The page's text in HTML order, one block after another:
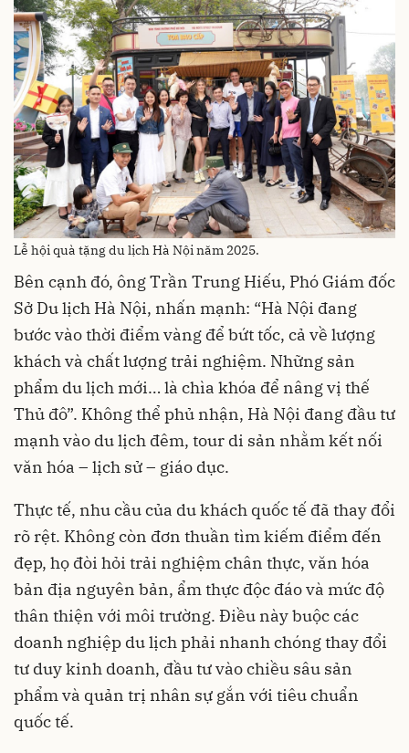
Lễ hội quà tặng du lịch Hà Nội năm 2025.
Bên cạnh đó, ông Trần Trung Hiếu, Phó Giám đốc
Sở Du lịch Hà Nội, nhấn mạnh: “Hà Nội đang
bước vào thời điểm vàng để bứt tốc, cả về lượng
khách và chất lượng trải nghiệm. Những sản
phẩm du lịch mới… là chìa khóa để nâng vị thế
Thủ đô”. Không thể phủ nhận, Hà Nội đang đầu tư
mạnh vào du lịch đêm, tour di sản nhằm kết nối
văn hóa – lịch sử – giáo dục.
Thực tế, nhu cầu của du khách quốc tế đã thay đổi
rõ rệt. Không còn đơn thuần tìm kiếm điểm đến
đẹp, họ đòi hỏi trải nghiệm chân thực, văn hóa
bản địa nguyên bản, ẩm thực độc đáo và mức độ
thân thiện với môi trường. Điều này buộc các
doanh nghiệp du lịch phải nhanh chóng thay đổi
tư duy kinh doanh, đầu tư vào chiều sâu sản
phẩm và quản trị nhân sự gắn với tiêu chuẩn
quốc tế.